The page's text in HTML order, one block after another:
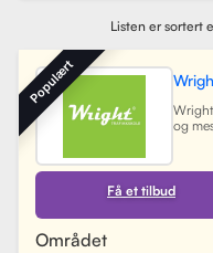
Listen er sortert
og
Få et tilbud
Området
Populært